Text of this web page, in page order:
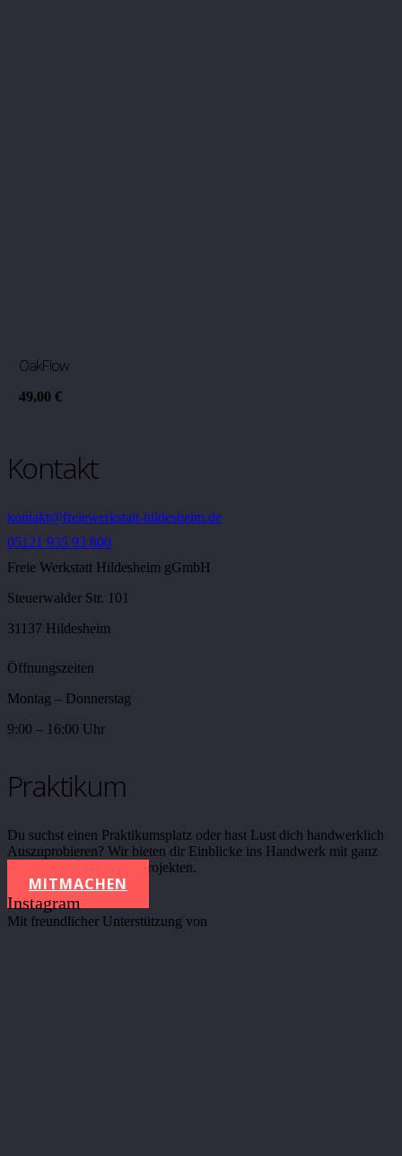
OakFlow
49,00 €
Kontakt
kontakt@freiewerkstatt-hildesheim.de
05121 935 93 800
Freie Werkstatt Hildesheim gGmbH
Steuerwalder Str. 101
31137 Hildesheim
Öffnungszeiten
Montag – Donnerstag
9:00 – 16:00 Uhr
Praktikum
Du suchst einen Praktikumsplatz oder hast Lust dich handwerklich
Auszuprobieren? Wir bieten dir Einblicke ins Handwerk mit ganz
unterschiedlichen Werkprojekten.
MITMACHEN
Instagram
Mit freundlicher Unterstützung von